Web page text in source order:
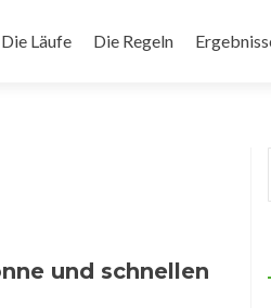
Die Läufe Die Regeln
und schnellen